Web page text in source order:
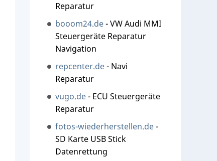
Reparatur
booom24.de- VW Audi MMI
Steuergeräte Reparatur
Navigation
repcenter.de- Navi
Reparatur
vugo.de- ECU Steuergeräte
Reparatur
fotos-wiederherstellen.de-
SD Karte USB Stick
Datenrettung